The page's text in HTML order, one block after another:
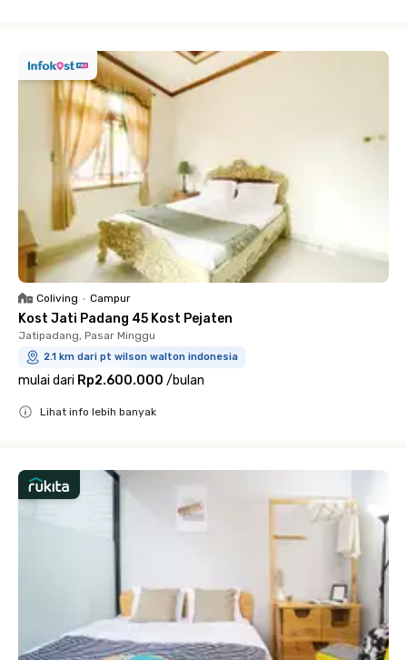
Coliving • Campur
Kost Jati Padang 45 Kost Pejaten
Jatipadang, Pasar Minggu
2.1 km dari pt wilson walton indonesia
mulai dari Rp2.600.000 /bulan
Lihat info lebih banyak